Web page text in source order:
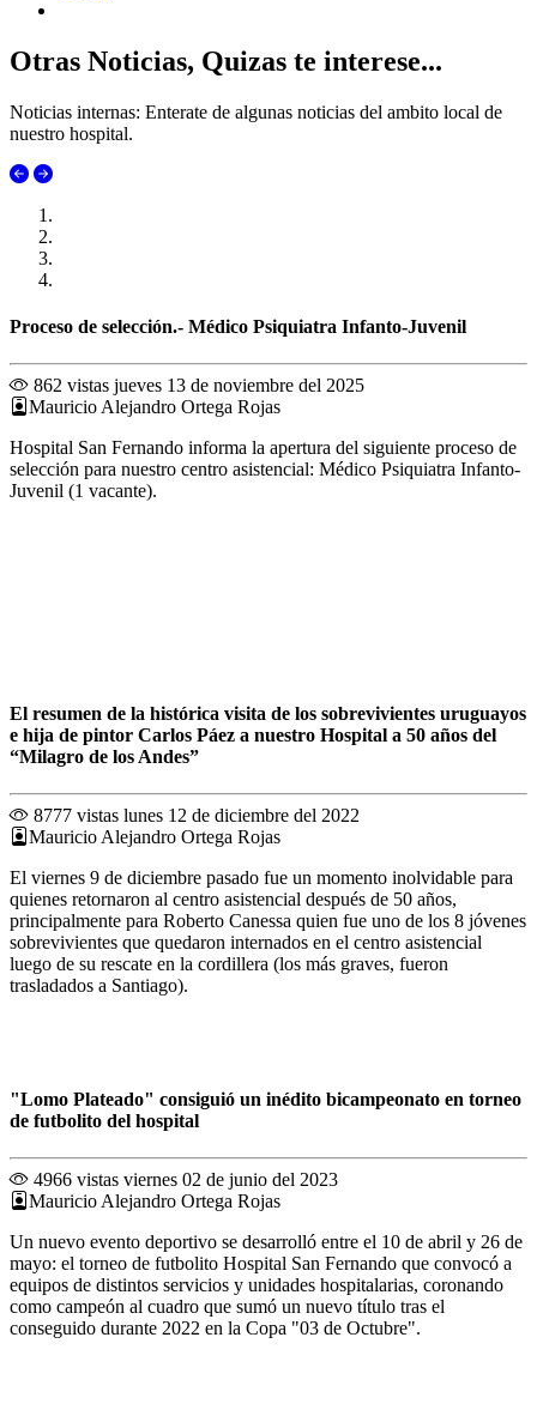
Otras Noticias, Quizas te interese...
Noticias internas: Enterate de algunas noticias del ambito local de
nuestro hospital.
Proceso de selección.- Médico Psiquiatra Infanto-Juvenil
862 vistas jueves 13 de noviembre del 2025
Mauricio Alejandro Ortega Rojas
Hospital San Fernando informa la apertura del siguiente proceso de
selección para nuestro centro asistencial: Médico Psiquiatra Infanto-
Juvenil (1 vacante).
El resumen de la histórica visita de los sobrevivientes uruguayos
e hija de pintor Carlos Páez a nuestro Hospital a 50 años del
“Milagro de los Andes”
8777 vistas lunes 12 de diciembre del 2022
Mauricio Alejandro Ortega Rojas
El viernes 9 de diciembre pasado fue un momento inolvidable para
quienes retornaron al centro asistencial después de 50 años,
principalmente para Roberto Canessa quien fue uno de los 8 jóvenes
sobrevivientes que quedaron internados en el centro asistencial
luego de su rescate en la cordillera (los más graves, fueron
trasladados a Santiago).
"Lomo Plateado" consiguió un inédito bicampeonato en torneo
de futbolito del hospital
4966 vistas viernes 02 de junio del 2023
Mauricio Alejandro Ortega Rojas
Un nuevo evento deportivo se desarrolló entre el 10 de abril y 26 de
mayo: el torneo de futbolito Hospital San Fernando que convocó a
equipos de distintos servicios y unidades hospitalarias, coronando
como campeón al cuadro que sumó un nuevo título tras el
conseguido durante 2022 en la Copa "03 de Octubre".